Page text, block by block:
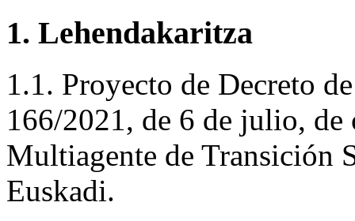
1. Lehendakaritza
1.1. Proyecto de Decreto
166/2021, de 6 de julio,
Multiagente de Transición
Euskadi.